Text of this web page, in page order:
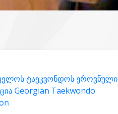
ტაეკვონდოს ეროვნული
Georgian Taekwondo